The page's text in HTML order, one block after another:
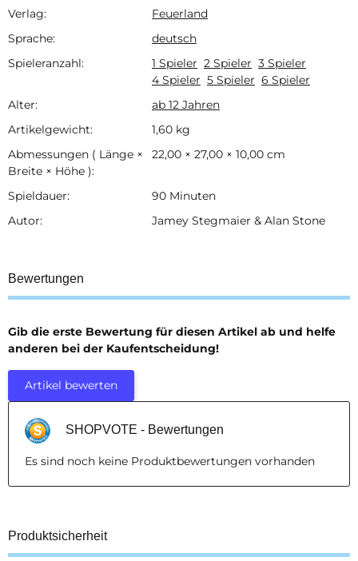
Produkteigenschaft
Wert
Verlag:
Feuerland
Sprache:
deutsch
Spieleranzahl:
1 Spieler 2 Spieler 3 Spieler
4 Spieler 5 Spieler 6 Spieler
Alter:
ab 12 Jahren
Artikelgewicht:
1,60 kg
Abmessungen ( Länge ×
Breite × Höhe ):
22,00 × 27,00 × 10,00 cm
Spieldauer:
90 Minuten
Autor:
Jamey Stegmaier & Alan Stone
Bewertungen
Gib die erste Bewertung für diesen Artikel ab und helfe
anderen bei der Kaufentscheidung!
Artikel bewerten
SHOPVOTE - Bewertungen
Es sind noch keine Produktbewertungen vorhanden
Produktsicherheit